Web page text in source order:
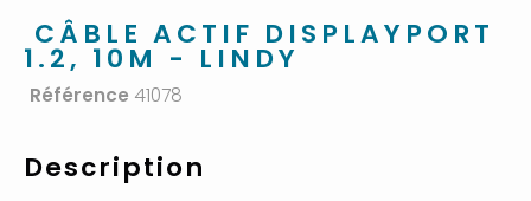
CÂBLE ACTIF DISPLAYPORT
1.2, 10M - LINDY
Référence 41078
Description